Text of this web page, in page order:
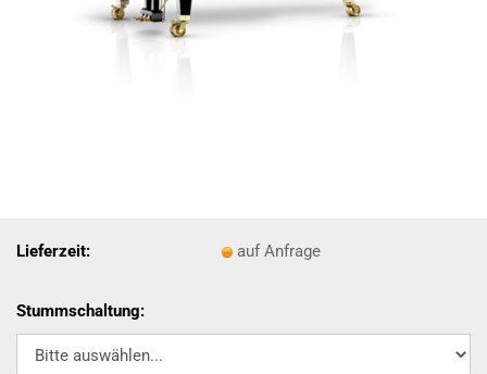
Lieferzeit: auf Anfrage
Stummschaltung: